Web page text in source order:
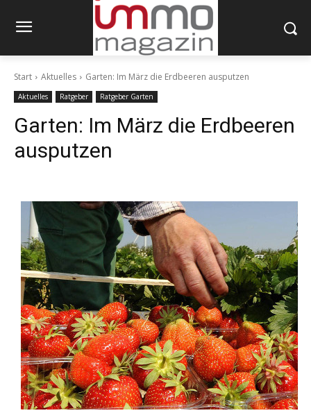
Start Aktuelles Garten: Im März die Erdbeeren ausputzen
Aktuelles Ratgeber Ratgeber Garten
Garten: Im März die Erdbeeren
ausputzen